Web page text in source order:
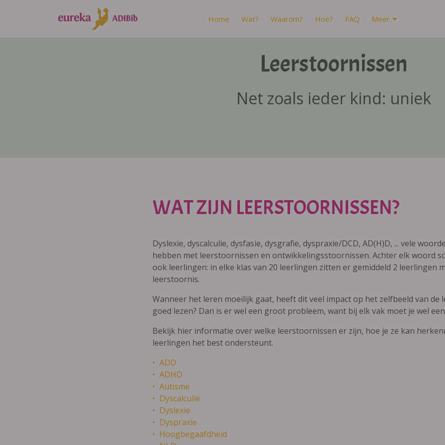
Home Wat? Waarom? Hoe? FAQ Meer
Leerstoornissen
Net zoals ieder kind: uniek
WAT ZIJN LEERSTOORNISSEN?
Dyslexie, dyscalculie, dysfasie, dysgrafie, dyspraxie/DCD, AD(H)D, ... vele
hebben met leerstoornissen en ontwikkelingsstoornissen. Achter elk woord
ook leerlingen: in elke klas van 20 leerlingen zitten er gemiddeld 2 leerlingen
leerstoornis.
Wanneer het leren moeilijk gaat, heeft dit veel impact op het zelfbeeld van de
goed lezen? Dan is er wel een groot probleem, want bij elk vak moet je wel
Bekijk hier informatie over welke leerstoornissen er zijn, hoe je ze kan
leerlingen het best ondersteunt.
ADD
ADHD
Autisme
Dyscalculie
Dyslexie
Dyspraxie
Hoogbegaafdheid